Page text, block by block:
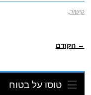
קישור.
→ הקודם
טוסו על בטוח